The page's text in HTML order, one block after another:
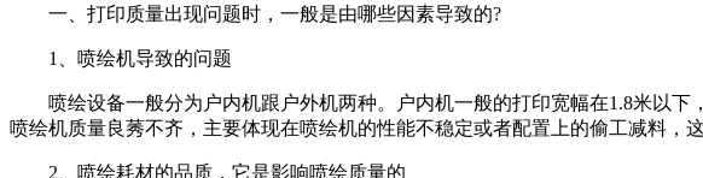
一、打印质量出现问题时，一般是由哪些因素导致的?
1、喷绘机导致的问题
喷绘设备一般分为户内机跟户外机两种。户内机一般的打印宽幅在1.8米以下
喷绘机质量良莠不齐，主要体现在喷绘机的性能不稳定或者配置上的偷工减料，
2、喷绘耗材的品质，它是影响喷绘质量的